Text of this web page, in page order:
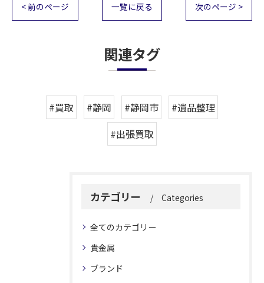
< 前のページ 一覧に戻る 次のページ >
関連タグ
#買取 #静岡 #静岡市
#遺品整理
#出張買取
カテゴリー Categories
全てのカテゴリー
貴金属
ブランド